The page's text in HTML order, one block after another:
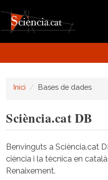
Inici Bases de dades
Sciència.cat DB
Benvinguts a Sciència.cat
ciència i la tècnica en
Renaixement.